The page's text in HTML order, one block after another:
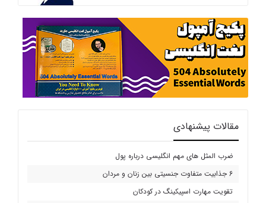
مقالات پیشنهادی
ضرب المثل های مهم انگلیسی درباره پول
6 جذابیت متفاوت جنسیتی بین زنان و مردان
تقویت مهارت اسپیکینگ در کودکان